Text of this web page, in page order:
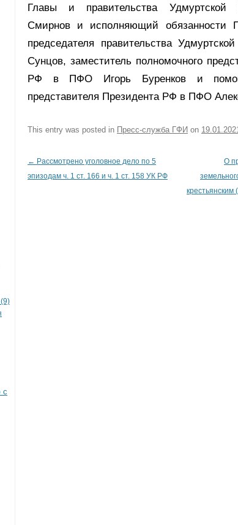
с
Главы и правительства Удмуртской
Смирнов и исполняющий обязанности
председателя правительства
Сунцов, заместитель полномочного
РФ в ПФО Игорь Буренков и
представителя Президента РФ в ПФО
This entry was posted in Пресс-служба ГФИ on 19.01.2021
Post navigation
← Рассмотрено уголовное дело по 5
эпизодам ч. 1 ст. 166 и ч. 1 ст. 158 УК РФ
O
крестьянским